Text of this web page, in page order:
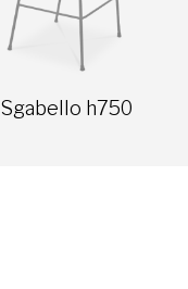
Sgabello h750